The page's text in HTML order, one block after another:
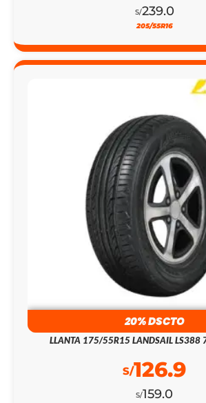
S/239.0
205/55R16
20% DSCTO
LLANTA 175/55R15 LANDSAIL LS388
S/159.0
S/126.9